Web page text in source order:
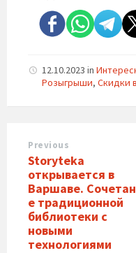
12.10.2023 in
Розыгрыши, Скидки
Previous
Storyteka
открывается в
Варшаве.
е традиционной
библиотеки с
новыми
технологиями